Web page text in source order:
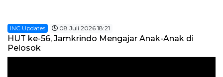
INC Updates 08 Juli 2026 18:21
HUT ke-56, Jamkrindo Mengajar Anak-Anak di
Pelosok